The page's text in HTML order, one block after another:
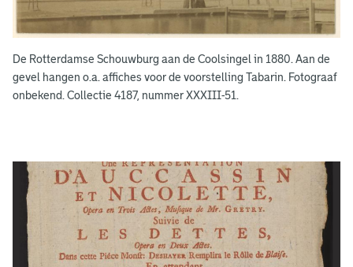
De Rotterdamse Schouwburg aan de Coolsingel in 1880. Aan de
gevel hangen o.a. affiches voor de voorstelling Tabarin. Fotograaf
onbekend. Collectie 4187, nummer XXXIII-51.